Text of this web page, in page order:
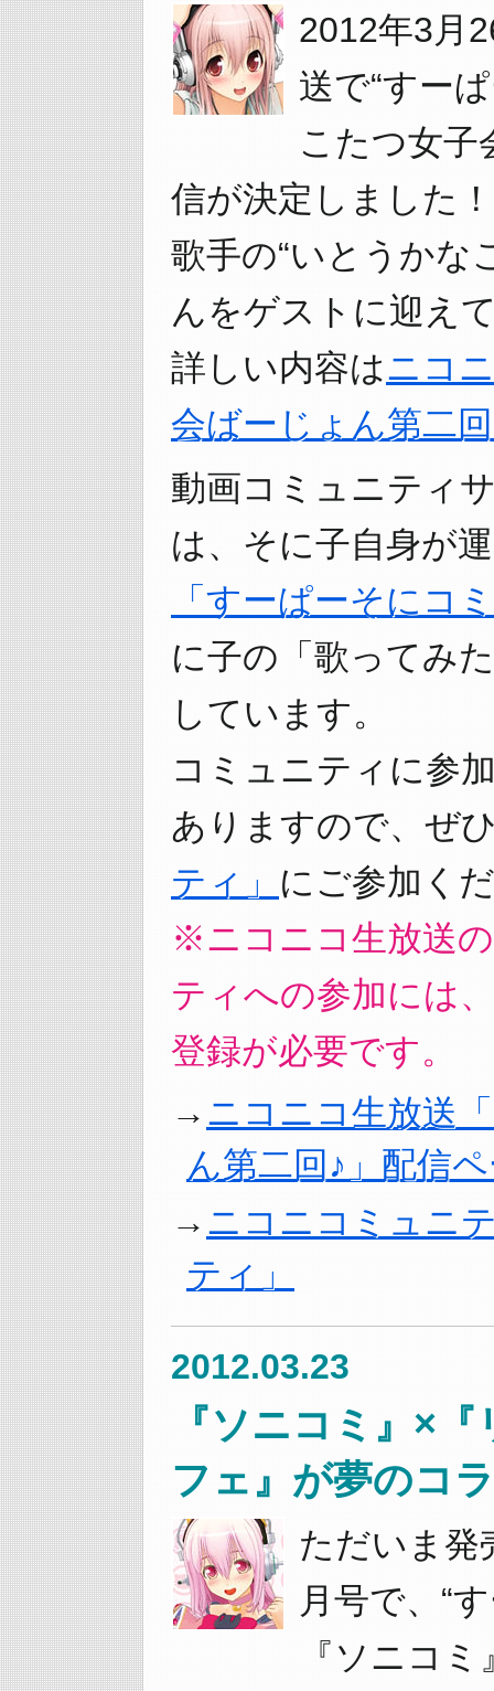
2012年3月
送で“すー
こたつ女子
信が決定しました！
歌手の“いとうかな
んをゲストに迎え
詳しい内容はニコ
会ばーじょん第二
動画コミュニティ
は、そに子自身が
「すーぱーそにコ
に子の「歌ってみ
しています。
コミュニティに参
ありますので、ぜ
ティ」 にご参加く
※ニコニコ生放送
ティへの参加には
登録が必要です。
ニコニコ生放送
ん第二回♪」配信
ニコニコミュニ
ティ」
2012.03.23
『ソニコミ』×
フェ』が夢のコ
ただいま発
月号で、“
『ソニコ